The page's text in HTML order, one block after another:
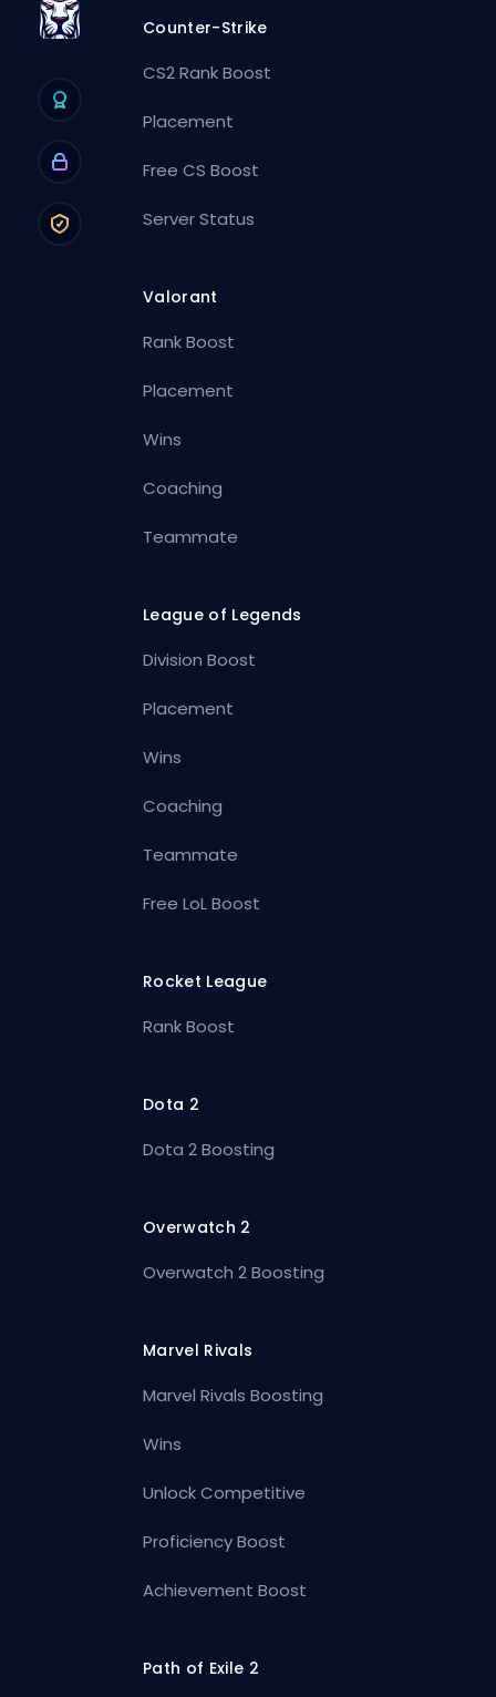
Counter-Strike
CS2 Rank Boost
Placement
Free CS Boost
Server Status
Valorant
Rank Boost
Placement
Wins
Coaching
Teammate
League of Legends
Division Boost
Placement
Wins
Coaching
Teammate
Free LoL Boost
Rocket League
Rank Boost
Dota 2
Dota 2 Boosting
Overwatch 2
Overwatch 2 Boosting
Marvel Rivals
Marvel Rivals Boosting
Wins
Unlock Competitive
Proficiency Boost
Achievement Boost
Path of Exile 2